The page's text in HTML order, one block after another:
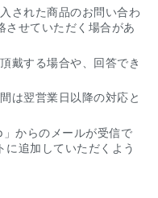
された商品のお問い合わ
させていただく場合があ
戴する場合や、回答でき
は翌営業日以降の対応と
からのメールが受信で
に追加していただくよう